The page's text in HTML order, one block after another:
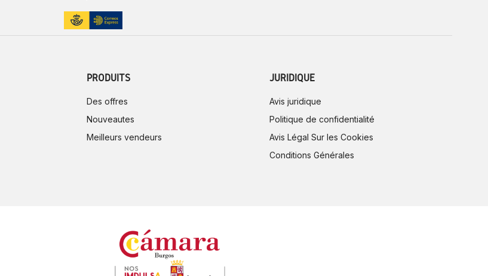
PRODUITS
Des offres
Nouveautes
Meilleurs vendeurs
JURIDIQUE
Avis juridique
Politique de confidentialité
Avis Légal Sur les Cookies
Conditions Générales